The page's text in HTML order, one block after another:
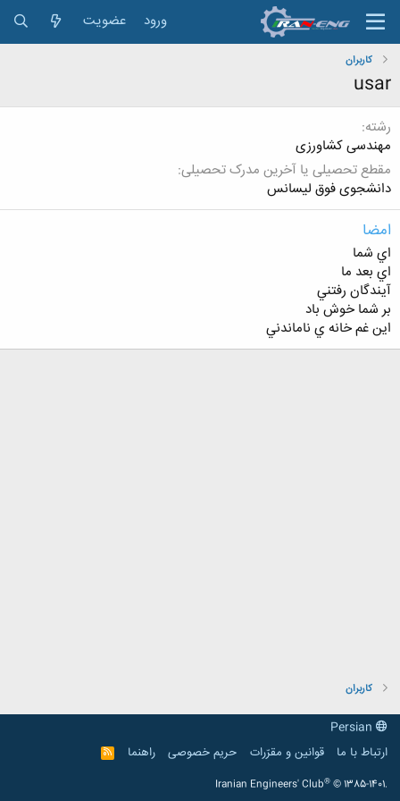
ورود عضویت
کاربران
usar
رشته
مهندسی کشاورزی
مقطع تحصیلی یا آخرین مدرک تحصیلی
دانشجوی فوق لیسانس
امضا
اي شما
اي بعد ما
آيندگان رفتني
بر شما خوش باد
اين غم خانه ي ناماندني
کاربران
ارتباط با ما
قوانین و مقرّرات حریم خصوصی راهنما
R
S
Iranian Engineers' Club® © 1385-1401.